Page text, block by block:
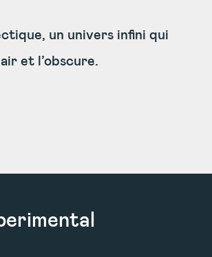
un univers infini qui
et l’obscure.